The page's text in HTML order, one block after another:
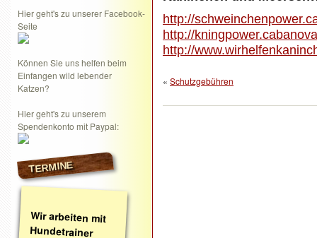
Hier geht's zu unserer Facebook-
Seite
Können Sie uns helfen beim
Einfangen wild lebender
Katzen?
Hier geht's zu unserem
Spendenkonto mit Paypal:
TERMINE
Wir arbeiten mit
Hundetrainer
David Weth von
canis intellectus
http://
http://
http://
« Schutzgebühren